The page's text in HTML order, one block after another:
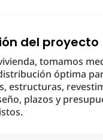
del proyecto
tomamos
óptima
estructuras,
plazos y